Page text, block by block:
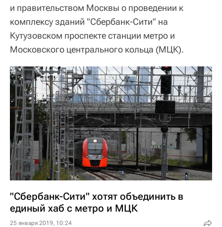
и правительством Москвы о проведении к
комплексу зданий "Сбербанк-Сити" на
Кутузовском проспекте станции метро и
Московского центрального кольца (МЦК).
"Сбербанк-Сити" хотят объединить в
единый хаб с метро и МЦК
25 января 2019, 10:24